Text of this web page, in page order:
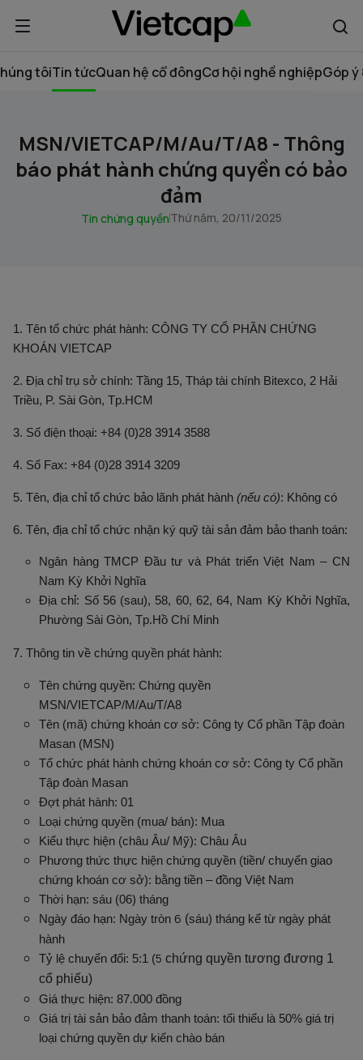
tôiTin tứcQuan hệ cổ đôngCơ hội nghề nghiệpGóp ý
MSN/VIETCAP/M/Au/T/A8 - Thông
báo phát hành chứng quyền có bảo
đảm
Tin chứng quyềnThứ năm, 20/11/2025
1. Tên tổ chức phát hành: CÔNG TY CỔ PHẦN CHỨNG
KHOÁN VIETCAP
2. Địa chỉ trụ sở chính: Tầng 15, Tháp tài chính Bitexco, 2 Hải
Triều, P. Sài Gòn, Tp.HCM
3. Số điện thoại: +84 (0)28 3914 3588
4. Số Fax: +84 (0)28 3914 3209
5. Tên, địa chỉ tổ chức bảo lãnh phát hành (nếu có): Không có
6. Tên, địa chỉ tổ chức nhận ký quỹ tài sản đảm bảo thanh toán:
Ngân hàng TMCP Đầu tư và Phát triển Việt Nam – CN
Nam Kỳ Khởi Nghĩa
Địa chỉ: Số 56 (sau), 58, 60, 62, 64, Nam Kỳ Khởi Nghĩa,
Phường Sài Gòn, Tp.Hồ Chí Minh
7. Thông tin về chứng quyền phát hành:
Tên chứng quyền: Chứng quyền
MSN/VIETCAP/M/Au/T/A8
Tên (mã) chứng khoán cơ sở: Công ty Cổ phần Tập đoàn
Masan (MSN)
Tổ chức phát hành chứng khoán cơ sở: Công ty Cổ phần
Tập đoàn Masan
Đợt phát hành: 01
Loại chứng quyền (mua/ bán): Mua
Kiểu thực hiện (châu Âu/ Mỹ): Châu Âu
Phương thức thực hiện chứng quyền (tiền/ chuyển giao
chứng khoán cơ sở): bằng tiền – đồng Việt Nam
Thời hạn: sáu (06) tháng
Ngày đáo hạn: Ngày tròn 6 (sáu) tháng kể từ ngày phát
hành
Tỷ lệ chuyển đổi: 5:1 (5 chứng quyền tương đương 1
cổ phiếu)
Giá thực hiện: 87.000 đồng
Giá trị tài sản bảo đảm thanh toán: tối thiểu là 50% giá trị
loại chứng quyền dự kiến chào bán